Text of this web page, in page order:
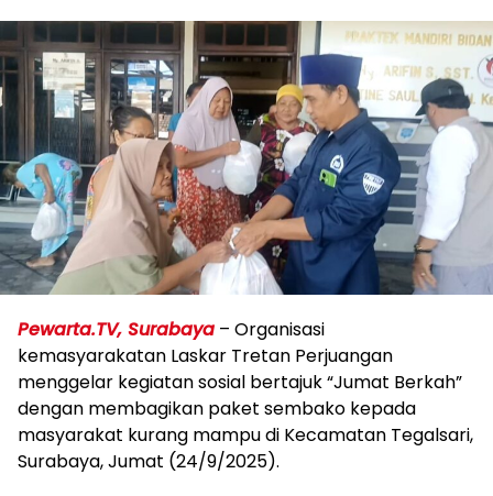
Pewarta.TV, Surabaya – Organisasi
kemasyarakatan Laskar Tretan Perjuangan
menggelar kegiatan sosial bertajuk “Jumat Berkah”
dengan membagikan paket sembako kepada
masyarakat kurang mampu di Kecamatan Tegalsari,
Surabaya, Jumat (24/9/2025).